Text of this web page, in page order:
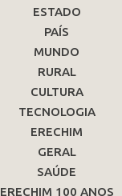
ESTADO
PAÍS
MUNDO
RURAL
CULTURA
TECNOLOGIA
ERECHIM
GERAL
SAÚDE
ERECHIM 100 ANOS